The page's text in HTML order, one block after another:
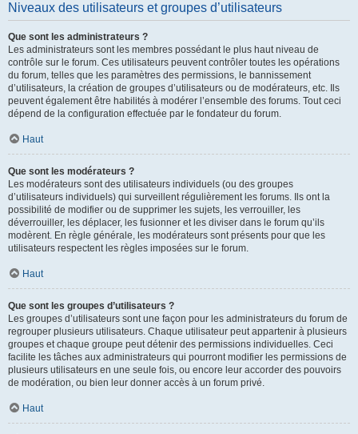
Niveaux des utilisateurs et groupes d’utilisateurs
Que sont les administrateurs ?
Les administrateurs sont les membres possédant le plus haut niveau de
contrôle sur le forum. Ces utilisateurs peuvent contrôler toutes les opérations
du forum, telles que les paramètres des permissions, le bannissement
d’utilisateurs, la création de groupes d’utilisateurs ou de modérateurs, etc. Ils
peuvent également être habilités à modérer l’ensemble des forums. Tout ceci
dépend de la configuration effectuée par le fondateur du forum.
Haut
Que sont les modérateurs ?
Les modérateurs sont des utilisateurs individuels (ou des groupes
d’utilisateurs individuels) qui surveillent régulièrement les forums. Ils ont la
possibilité de modifier ou de supprimer les sujets, les verrouiller, les
déverrouiller, les déplacer, les fusionner et les diviser dans le forum qu’ils
modèrent. En règle générale, les modérateurs sont présents pour que les
utilisateurs respectent les règles imposées sur le forum.
Haut
Que sont les groupes d’utilisateurs ?
Les groupes d’utilisateurs sont une façon pour les administrateurs du forum de
regrouper plusieurs utilisateurs. Chaque utilisateur peut appartenir à plusieurs
groupes et chaque groupe peut détenir des permissions individuelles. Ceci
facilite les tâches aux administrateurs qui pourront modifier les permissions de
plusieurs utilisateurs en une seule fois, ou encore leur accorder des pouvoirs
de modération, ou bien leur donner accès à un forum privé.
Haut